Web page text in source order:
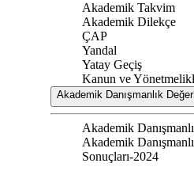
Akademik Takvim
Akademik Dilekçe
ÇAP
Yandal
Yatay Geçiş
Kanun ve
Akademik Danışmanlık
Akademik
Akademik
Sonuçları-2024